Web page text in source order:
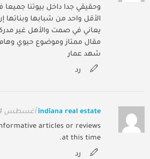
وحقيقي جدا داخل بيوتنا
الأقل واحد من شبابها وبناتها
يعاني في صمت والأهل غير
مقال ممتاز وموضوع حيوي وهام
شهد عمار
رد
indiana real estate أغسطس 24, 2024 at 8:00 م
articles or reviews
at this time.
رد